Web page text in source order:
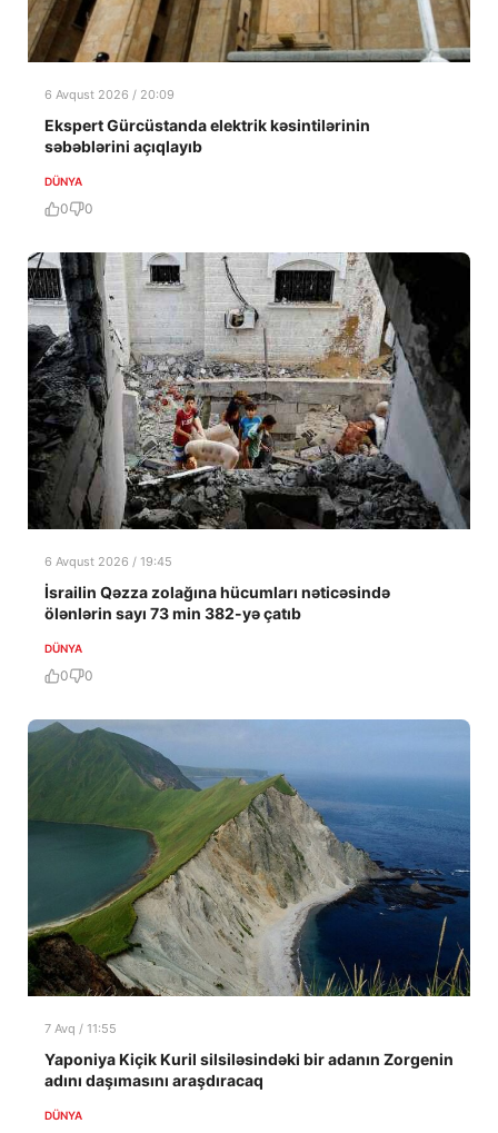
6 Avqust 2026 / 20:09
Ekspert Gürcüstanda elektrik kəsintilərinin
səbəblərini açıqlayıb
DÜNYA
0 0
6 Avqust 2026 / 19:45
İsrailin Qəzza zolağına hücumları nəticəsində
ölənlərin sayı 73 min 382-yə çatıb
DÜNYA
0 0
7 Avq / 11:55
Yaponiya Kiçik Kuril silsiləsindəki bir adanın Zorgenin
adını daşımasını araşdıracaq
DÜNYA